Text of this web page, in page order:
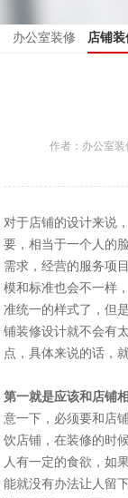
办公室装修 店铺装
作者： 办公室装
对于店铺的设计来说
要，相当于一个人的
需求，经营的服务项
模和标准也会不一样
准统一的样式了，
铺装修设计就不会有
点，具体来说的话
第一就是应该和店铺相符
意一下，必须要和
饮店铺，在装修的
人有一定的食欲，如
能就没有办法让人留下